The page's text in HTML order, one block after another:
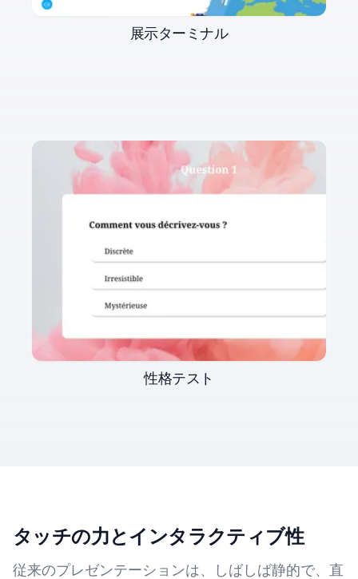
展示ターミナル
性格テスト
タッチの力とインタラクティブ性
従来のプレゼンテーションは、しばしば静的で、直